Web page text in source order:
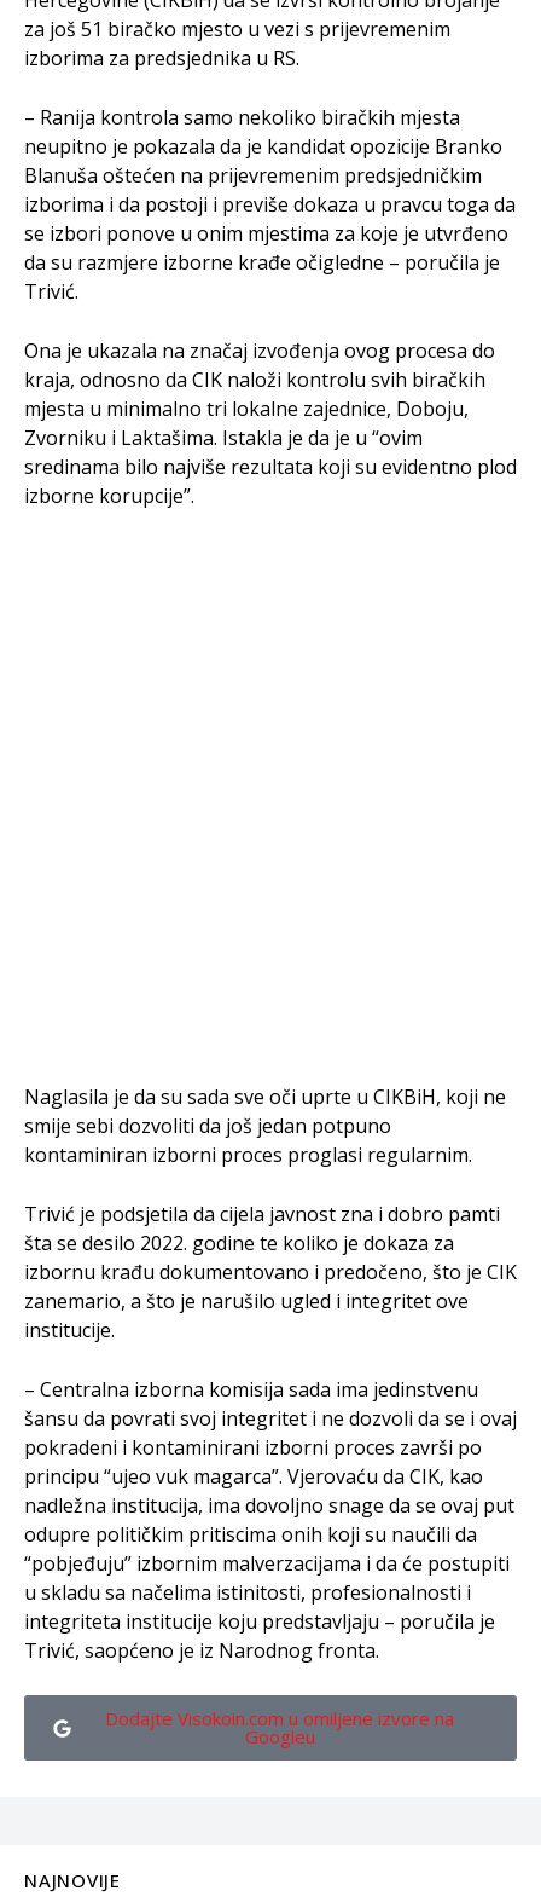
za još 51 biračko mjesto u vezi s prijevremenim
izborima za predsjednika u RS.
– Ranija kontrola samo nekoliko biračkih mjesta
neupitno je pokazala da je kandidat opozicije Branko
Blanuša oštećen na prijevremenim predsjedničkim
izborima i da postoji i previše dokaza u pravcu toga da
se izbori ponove u onim mjestima za koje je utvrđeno
da su razmjere izborne krađe očigledne – poručila je
Trivić.
Ona je ukazala na značaj izvođenja ovog procesa do
kraja, odnosno da CIK naloži kontrolu svih biračkih
mjesta u minimalno tri lokalne zajednice, Doboju,
Zvorniku i Laktašima. Istakla je da je u “ovim
sredinama bilo najviše rezultata koji su evidentno plod
izborne korupcije”.
Naglasila je da su sada sve oči uprte u CIKBiH, koji ne
smije sebi dozvoliti da još jedan potpuno
kontaminiran izborni proces proglasi regularnim.
Trivić je podsjetila da cijela javnost zna i dobro pamti
šta se desilo 2022. godine te koliko je dokaza za
izbornu krađu dokumentovano i predočeno, što je CIK
zanemario, a što je narušilo ugled i integritet ove
institucije.
– Centralna izborna komisija sada ima jedinstvenu
šansu da povrati svoj integritet i ne dozvoli da se i ovaj
pokradeni i kontaminirani izborni proces završi po
principu “ujeo vuk magarca”. Vjerovaću da CIK, kao
nadležna institucija, ima dovoljno snage da se ovaj put
odupre političkim pritiscima onih koji su naučili da
“pobjeđuju” izbornim malverzacijama i da će postupiti
u skladu sa načelima istinitosti, profesionalnosti i
integriteta institucije koju predstavljaju – poručila je
Trivić, saopćeno je iz Narodnog fronta.
Dodajte Visokoin.com u omiljene izvore na
Googleu
NAJNOVIJE